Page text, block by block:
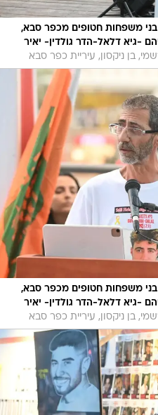
משפחות חטופים מכפר סבא,
-גיא דלאל-הדר גולדין- יאיר
בן ניקסון, עיריית כפר סבא
משפחות חטופים מכפר סבא,
-גיא דלאל-הדר גולדין- יאיר
בן ניקסון, עיריית כפר סבא